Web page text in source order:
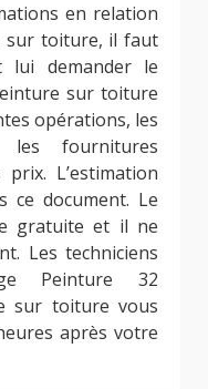
en relation
sur toiture, il faut
lui demander le
sur toiture
opérations, les
fournitures
L’estimation
ce document. Le
gratuite et il ne
Les techniciens
Peinture 32
sur toiture vous
après votre